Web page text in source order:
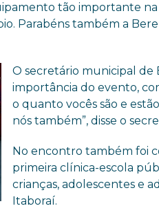
tão importante
Parabéns também a
O secretário municipal de
importância do evento,
o quanto vocês são e
nós também”, disse o
No encontro também foi
primeira clínica-escola
crianças, adolescentes e
Itaboraí.